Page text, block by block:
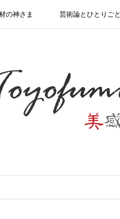
の神さま 芸術論とひとりごと